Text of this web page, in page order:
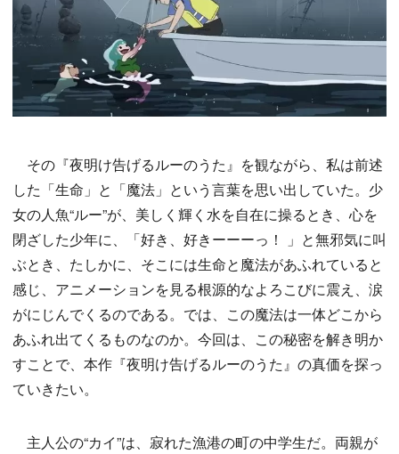
その『夜明け告げるルーのうた』を観ながら、私は前述
した「生命」と「魔法」という言葉を思い出していた。少
女の人魚“ルー”が、美しく輝く水を自在に操るとき、心を
閉ざした少年に、「好き、好きーーーっ！ 」と無邪気に叫
ぶとき、たしかに、そこには生命と魔法があふれていると
感じ、アニメーションを見る根源的なよろこびに震え、涙
がにじんでくるのである。では、この魔法は一体どこから
あふれ出てくるものなのか。今回は、この秘密を解き明か
すことで、本作『夜明け告げるルーのうた』の真価を探っ
ていきたい。
主人公の“カイ”は、寂れた漁港の町の中学生だ。両親が